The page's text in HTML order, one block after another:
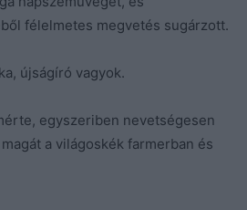
félelmetes megvetés sugárzott.
újságíró vagyok.
egyszeriben nevetségesen
a világoskék farmerban és